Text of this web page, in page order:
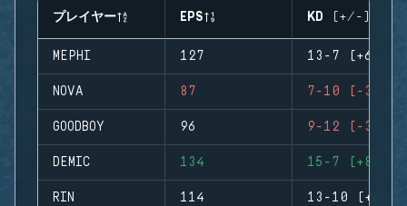
プレイヤー EPS KD (+/-)
MEPHI 127 13-7 (+6)
NOVA 87 7-10 (-3)
GOODBOY 96 9-12 (-3)
DEMIC 134 15-7 (+8)
RIN 114 13-10 (+3)